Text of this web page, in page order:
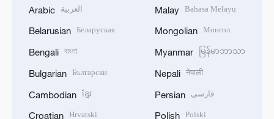
Arabic العربية
Belarusian Беларуская
Bengali বাংলা
Bulgarian Български
Cambodian ខ្មែរ
Croatian Hrvatski
Malay Bahasa Melayu
Mongolian Монгол
Myanmar မြန်မာဘာသာ
Nepali नेपाली
Persian فارسی
Polish Polski